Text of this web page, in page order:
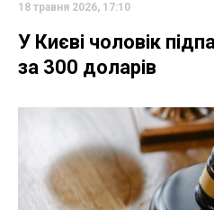
18 травня 2026, 17:10
У Києві чоловік
за 300 доларів